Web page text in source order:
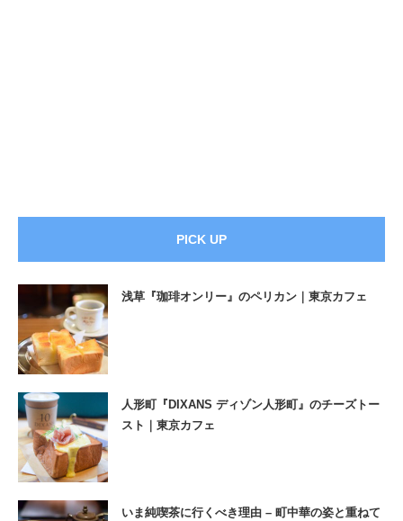
PICK UP
浅草『珈琲オンリー』のペリカン｜東京カフェ
人形町『DIXANS ディゾン人形町』のチーズトー
スト｜東京カフェ
いま純喫茶に行くべき理由 – 町中華の姿と重ねて